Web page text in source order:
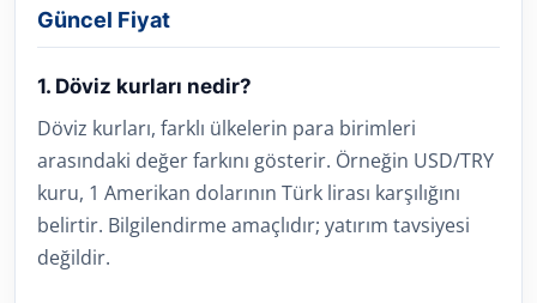
Güncel Fiyat
1. Döviz kurları nedir?
Döviz kurları, farklı ülkelerin para birimleri
arasındaki değer farkını gösterir. Örneğin USD/TRY
kuru, 1 Amerikan dolarının Türk lirası karşılığını
belirtir. Bilgilendirme amaçlıdır; yatırım tavsiyesi
değildir.